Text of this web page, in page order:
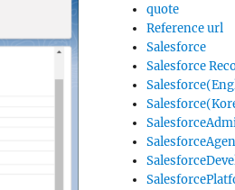
quote
Reference url
Salesforce
Salesforce